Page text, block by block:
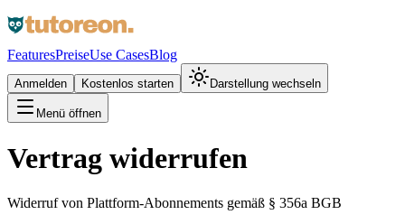
FeaturesPreiseUse CasesBlog
Anmelden Kostenlos starten Darstellung wechseln
Menü öffnen
Vertrag widerrufen
Widerruf von Plattform-Abonnements gemäß § 356a BGB